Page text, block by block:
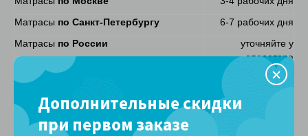
Матрасы по Санкт-Петербургу
6-7 рабочих дня
Матрасы по России
уточняйте у
оператора
Матрасы при наличии лифта
БЕСПЛАТНО
Матрасы при отсутствии лифта
150 руб/этаж
Дополнительные скидки
при первом заказе